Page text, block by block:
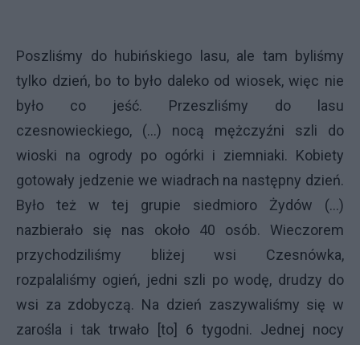
Poszliśmy do hubińskiego lasu, ale tam byliśmy
tylko dzień, bo to było daleko od wiosek, więc nie
było co jeść. Przeszliśmy do lasu
czesnowieckiego, (...) nocą mężczyźni szli do
wioski na ogrody po ogórki i ziemniaki. Kobiety
gotowały jedzenie we wiadrach na następny dzień.
Było też w tej grupie siedmioro Żydów (...)
nazbierało się nas około 40 osób. Wieczorem
przychodziliśmy bliżej wsi Czesnówka,
rozpalaliśmy ogień, jedni szli po wodę, drudzy do
wsi za zdobyczą. Na dzień zaszywaliśmy się w
zarośla i tak trwało [to] 6 tygodni. Jednej nocy